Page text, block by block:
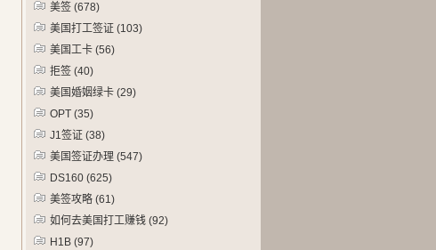
美签 (678)
美国打工签证 (103)
美国工卡 (56)
拒签 (40)
美国婚姻绿卡 (29)
OPT (35)
J1签证 (38)
美国签证办理 (547)
DS160 (625)
美签攻略 (61)
如何去美国打工赚钱 (92)
H1B (97)